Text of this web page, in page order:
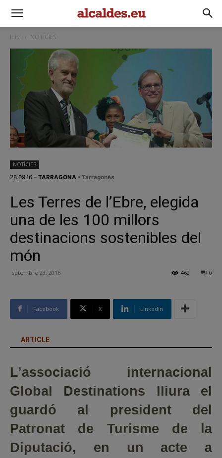
Inici NOTÍCIES
NOTÍCIES
28.09.16 – TARRAGONA • Tarragonès
Les Terres de l’Ebre, elegida
una de les 100 millors
destinacions sostenibles del
món
setembre 28, 2016 0
462
Facebook X Linkedin
ARTICLE
L’associació internacional
Global Destinations lliura el
guardó al president del
Patronat de Turisme de la
Diputació, en un acte a